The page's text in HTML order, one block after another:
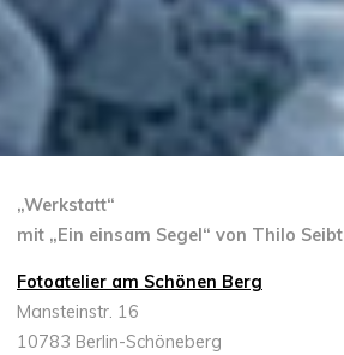
„Werkstatt“
mit „Ein einsam Segel“ von Thilo Seibt
Fotoatelier am Schönen Berg
Mansteinstr. 16
10783 Berlin-Schöneberg